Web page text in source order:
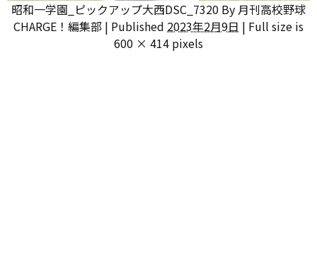
昭和一学園_ピックアップ大西DSC_7320 By 月刊高校野球
CHARGE！編集部 | Published 2023年2月9日 | Full size is
600 × 414 pixels